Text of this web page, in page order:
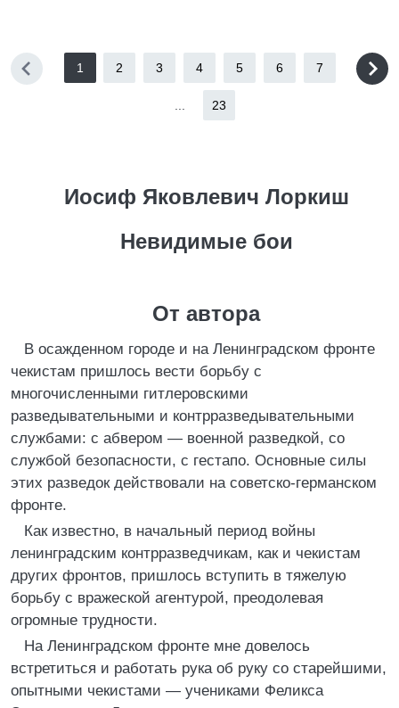
1 2 3 4 5 6 7
23
Иосиф Яковлевич Лоркиш
Невидимые бои
От автора
В осажденном городе и на Ленинградском фронте
чекистам пришлось вести борьбу с
многочисленными гитлеровскими
разведывательными и контрразведывательными
службами: с абвером — военной разведкой, со
службой безопасности, с гестапо. Основные силы
этих разведок действовали на советско-германском
фронте.
Как известно, в начальный период войны
ленинградским контрразведчикам, как и чекистам
других фронтов, пришлось вступить в тяжелую
борьбу с вражеской агентурой, преодолевая
огромные трудности.
На Ленинградском фронте мне довелось
встретиться и работать рука об руку со старейшими,
опытными чекистами — учениками Феликса